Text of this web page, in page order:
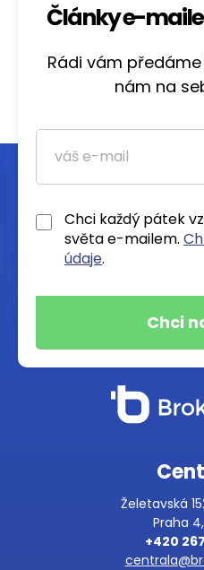
Články e-
Rádi vám
nám na
Chci každý pátek
světa e-mailem.
údaje.
Želetavská
Praha
+420